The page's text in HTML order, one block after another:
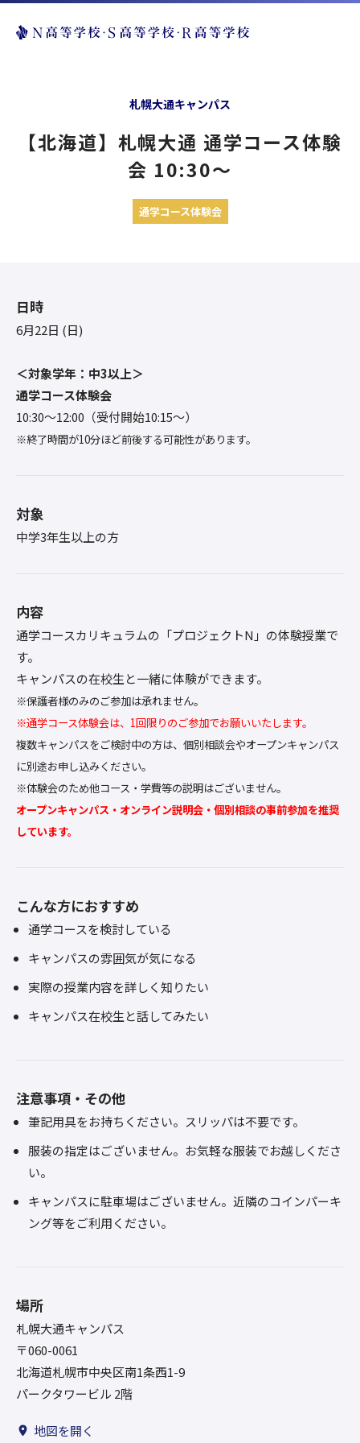
札幌大通キャンパス
【北海道】札幌大通 通学コース体験
会 10:30〜
通学コース体験会
日時
6月22日 (日)
＜対象学年：中3以上＞
通学コース体験会
10:30〜12:00（受付開始10:15～）
※終了時間が10分ほど前後する可能性があります。
対象
中学3年生以上の方
内容
通学コースカリキュラムの「プロジェクトN」の体験授業で
す。
キャンパスの在校生と一緒に体験ができます。
※保護者様のみのご参加は承れません。
※通学コース体験会は、1回限りのご参加でお願いいたします。
複数キャンパスをご検討中の方は、個別相談会やオープンキャンパス
に別途お申し込みください。
※体験会のため他コース・学費等の説明はございません。
オープンキャンパス・オンライン説明会・個別相談の事前参加を推奨
しています。
こんな方におすすめ
通学コースを検討している
キャンパスの雰囲気が気になる
実際の授業内容を詳しく知りたい
キャンパス在校生と話してみたい
注意事項・その他
筆記用具をお持ちください。スリッパは不要です。
服装の指定はございません。お気軽な服装でお越しくださ
い。
キャンパスに駐車場はございません。近隣のコインパーキ
ング等をご利用ください。
場所
札幌大通キャンパス
〒060-0061
北海道札幌市中央区南1条西1-9
パークタワービル 2階
地図を開く